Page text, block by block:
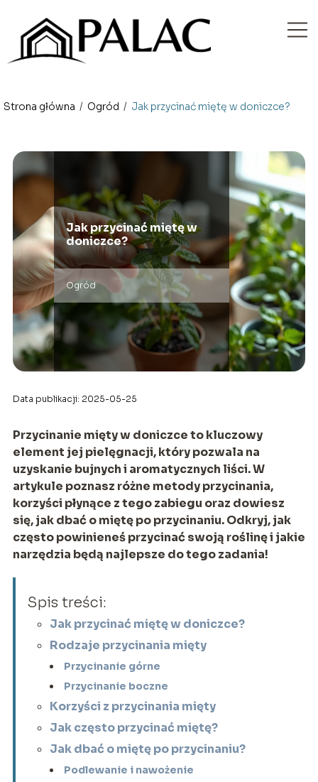
Strona główna / Ogród / Jak przycinać miętę w doniczce?
Jak przycinać miętę w
doniczce?
Ogród
Data publikacji: 2025-05-25
Przycinanie mięty w doniczce to kluczowy
element jej pielęgnacji, który pozwala na
uzyskanie bujnych i aromatycznych liści. W
artykule poznasz różne metody przycinania,
korzyści płynące z tego zabiegu oraz dowiesz
się, jak dbać o miętę po przycinaniu. Odkryj, jak
często powinieneś przycinać swoją roślinę i jakie
narzędzia będą najlepsze do tego zadania!
Spis treści:
Jak przycinać miętę w doniczce?
Rodzaje przycinania mięty
Przycinanie górne
Przycinanie boczne
Korzyści z przycinania mięty
Jak często przycinać miętę?
Jak dbać o miętę po przycinaniu?
Podlewanie i nawożenie